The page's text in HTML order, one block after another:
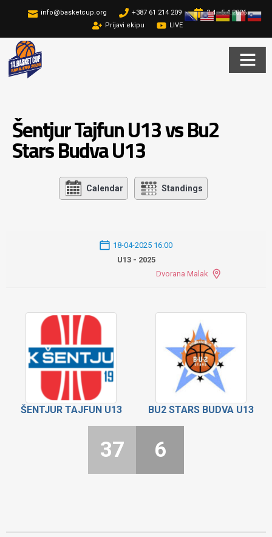
info@basketcup.org +387 61 214 209
2.4. -5.4.2026
Prijavi ekipu
LIVE
Šentjur Tajfun U13 vs Bu2
Stars Budva U13
Calendar Standings
18-04-2025 16:00
U13 - 2025
Dvorana Malak
ŠENTJUR TAJFUN U13 BU2 STARS BUDVA U13
37 6